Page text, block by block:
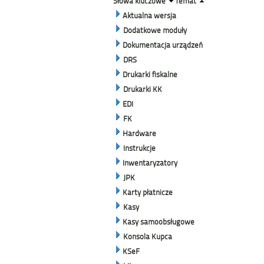
Aktualna wersja
Dodatkowe moduły
Dokumentacja urządzeń
DRS
Drukarki fiskalne
Drukarki KK
EDI
FK
Hardware
Instrukcje
Inwentaryzatory
JPK
Karty płatnicze
Kasy
Kasy samoobsługowe
Konsola Kupca
KSeF